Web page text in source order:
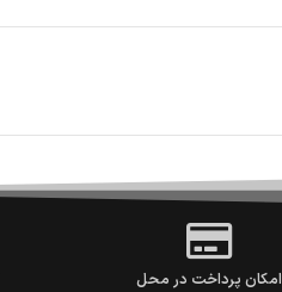
امکان پرداخت در محل